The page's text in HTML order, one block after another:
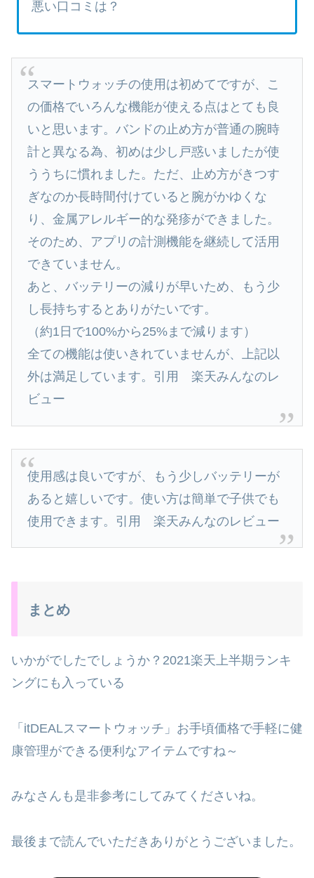
悪い口コミは？
スマートウォッチの使用は初めてですが、こ
の価格でいろんな機能が使える点はとても良
いと思います。バンドの止め方が普通の腕時
計と異なる為、初めは少し戸惑いましたが使
ううちに慣れました。ただ、止め方がきつす
ぎなのか長時間付けていると腕がかゆくな
り、金属アレルギー的な発疹ができました。
そのため、アプリの計測機能を継続して活用
できていません。
あと、バッテリーの減りが早いため、もう少
し長持ちするとありがたいです。
（約1日で100%から25%まで減ります）
全ての機能は使いきれていませんが、上記以
外は満足しています。引用 楽天みんなのレ
ビュー
使用感は良いですが、もう少しバッテリーが
あると嬉しいです。使い方は簡単で子供でも
使用できます。引用 楽天みんなのレビュー
まとめ
いかがでしたでしょうか？2021楽天上半期ランキ
ングにも入っている
「itDEALスマートウォッチ」お手頃価格で手軽に健
康管理ができる便利なアイテムですね～
みなさんも是非参考にしてみてくださいね。
最後まで読んでいただきありがとうございました。